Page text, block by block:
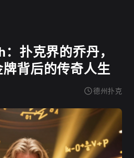
扑克界的乔丹，
牌背后的传奇人生
德州扑克